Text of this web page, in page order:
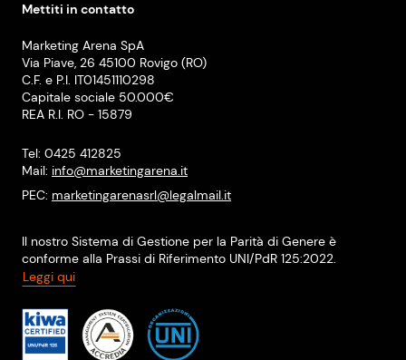
Mettiti in contatto
Marketing Arena SpA
Via Piave, 26 45100 Rovigo (RO)
C.F. e P.I. IT01451110298
Capitale sociale 50.000€
REA R.I. RO - 15879
Tel: 0425 412825
Mail: info@marketingarena.it
PEC: marketingarenasrl@legalmail.it
Il nostro Sistema di Gestione per la Parità di Genere è
conforme alla Prassi di Riferimento UNI/PdR 125:2022.
Leggi qui